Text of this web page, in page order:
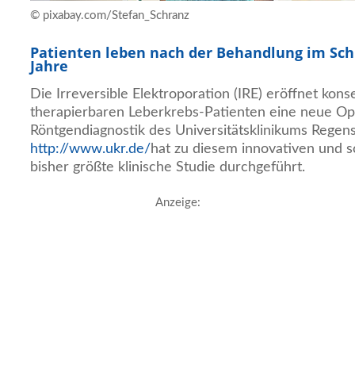
© pixabay.com/Stefan_Schranz
Patienten leben nach der Behandlung im
Jahre
Die Irreversible Elektroporation (IRE) eröffnet
therapierbaren Leberkrebs-Patienten eine neue
Röntgendiagnostik des Universitätsklinikums
http://www.ukr.de/ hat zu diesem innovativen und
bisher größte klinische Studie durchgeführt.
Anzeige: